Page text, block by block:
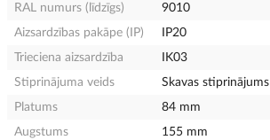
RAL numurs (līdzīgs)
9010
Aizsardzības pakāpe (IP)
IP20
Trieciena aizsardzība
IK03
Stiprinājuma veids
Skavas stiprinājums
Platums
84 mm
Augstums
155 mm